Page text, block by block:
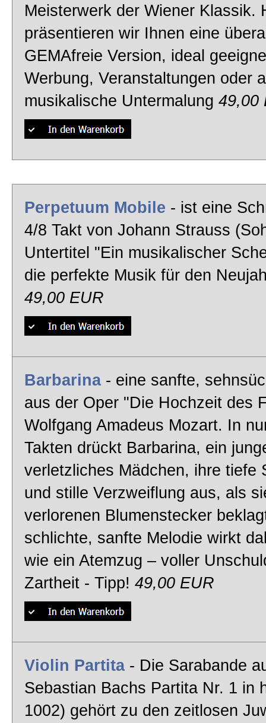
Meisterwerk der Wiener Klassik.
präsentieren wir Ihnen eine
GEMAfreie Version, ideal
Werbung, Veranstaltungen oder
musikalische Untermalung 49,00
Perpetuum Mobile - ist eine
4/8 Takt von Johann Strauss
Untertitel "Ein musikalischer
die perfekte Musik für den
49,00 EUR
Barbarina- eine sanfte,
aus der Oper "Die Hochzeit des
Wolfgang Amadeus Mozart. In
Takten drückt Barbarina, ein
verletzliches Mädchen, ihre tiefe
und stille Verzweiflung aus, als
verlorenen Blumenstecker
schlichte, sanfte Melodie wirkt
wie ein Atemzug – voller
Zartheit - Tipp! 49,00 EUR
Violin Partita- Die Sarabande
Sebastian Bachs Partita Nr. 1 in
1002) gehört zu den zeitlosen